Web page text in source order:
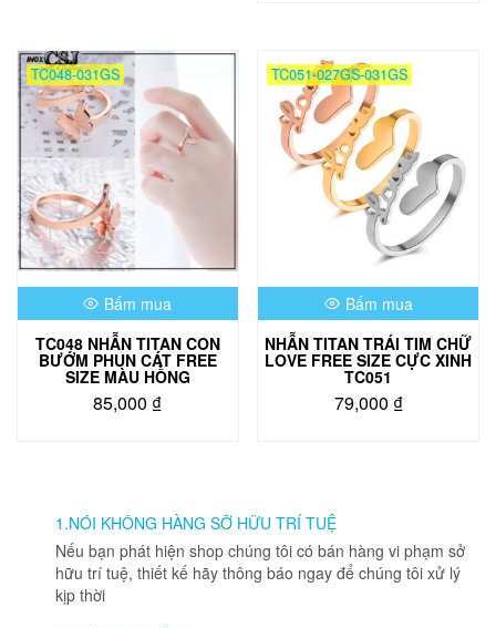
có
nhiều
biến
thể.
Các
tùy
chọn
có
thể
được
chọn
trên
trang
sản
phẩm
có
nhiều
biến
thể.
Các
tùy
chọn
có
thể
được
chọn
trên
sản
phẩm
TC048-031GS
Bấm mua
TC048 NHẪN TITAN CON
BƯỚM PHUN CÁT FREE
SIZE MÀU HỒNG
85,000 ₫
TC051-027GS-031GS
Bấm mua
NHẪN TITAN TRÁI TIM CHỮ
LOVE FREE SIZE CỰC XINH
TC051
79,000 ₫
biến
thể.
Các
1.NÓI KHÔNG HÀNG SỠ HỮU TRÍ TUỆ
Nếu bạn phát hiện shop chúng tôi có bán hàng vi phạm sở
hữu trí tuệ, thiết kế hãy thông báo ngay để chúng tôi xử lý
kịp thời